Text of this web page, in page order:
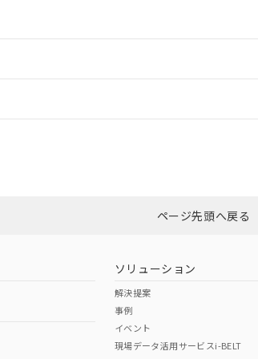
ダウンロードはこちら
（日本
（アメリカ
ページ先頭へ戻る
ソリューション
解決提案
事例
イベント
現場データ活用サービスi-BELT